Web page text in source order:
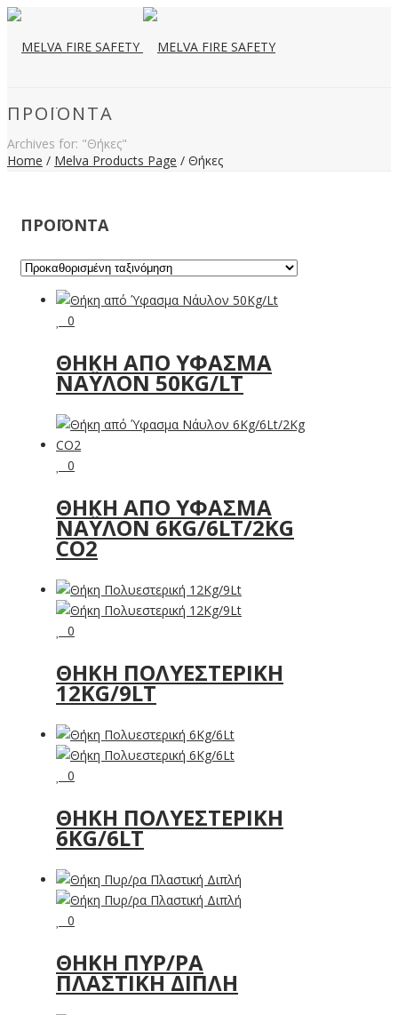
ΠΡΟΪΌΝΤΑ
Archives for: "Θήκες"
Home / Melva Products Page / Θήκες
ΠΡΟΪΟΝΤΑ
0
ΘΉΚΗ ΑΠΌ ΎΦΑΣΜΑ
ΝΆΥΛΟΝ 50ΚG/LT
0
ΘΉΚΗ ΑΠΌ ΎΦΑΣΜΑ
ΝΆΥΛΟΝ 6ΚG/6LT/2ΚG
CO2
0
ΘΉΚΗ ΠΟΛΥΕΣΤΕΡΙΚΉ
12KG/9LT
0
ΘΉΚΗ ΠΟΛΥΕΣΤΕΡΙΚΉ
6KG/6LT
0
ΘΉΚΗ ΠΥΡ/ΡΑ
ΠΛΑΣΤΙΚΉ ΔΙΠΛΉ